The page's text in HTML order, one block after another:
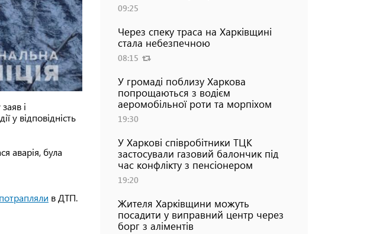
і
у відповідність
аварія, була
потрапляли в ДТП.
09:25
Через спеку траса на Харківщині
стала небезпечною
08:15
У громаді поблизу Харкова
попрощаються з водієм
аеромобільної роти та морпіхом
19:30
У Харкові співробітники ТЦК
застосували газовий балончик під
час конфлікту з пенсіонером
19:20
Жителя Харківщини можуть
посадити у виправний центр через
борг з аліментів